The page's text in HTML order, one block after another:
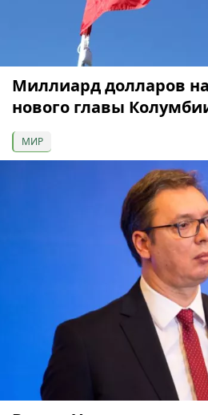
Миллиард долларов
нового главы
МИР